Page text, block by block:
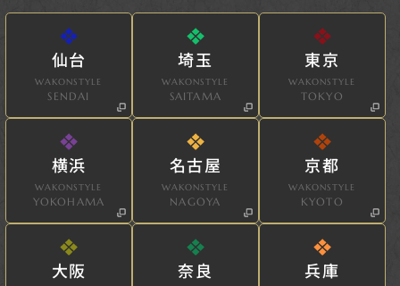
仙台
WAKONSTYLE
SENDAI
埼玉
WAKONSTYLE
SAITAMA
東京
WAKONSTYLE
TOKYO
横浜
WAKONSTYLE
YOKOHAMA
名古屋
WAKONSTYLE
NAGOYA
京都
WAKONSTYLE
KYOTO
大阪 奈良 兵庫